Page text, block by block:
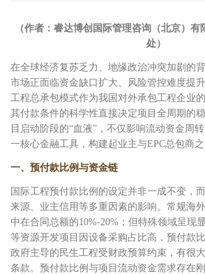
（作者：睿达博创国际管理咨询（北京）
处）
在全球经济复苏乏力、地缘政治冲突加剧的
市场正面临资金缺口扩大、风险管控难度提
工程总承包模式作为我国对外承包工程企业
其付款条件的科学性直接决定项目全周期的
目启动阶段的“血液”，不仅影响流动资金周
一核心金融工具，构建起业主与EPC总包商之
一、预付款比例与资金链
国际工程预付款比例的设定并非一成不变，
来源、业主信用等多重因素的影响。常规海
中在合同总额的10%-20%；但特殊领域呈现
等资源开发项目因设备采购占比高，预付款
政府主导的民生工程受财政预算约束，有很
条款。预付款比例与项目流动资金需求存在